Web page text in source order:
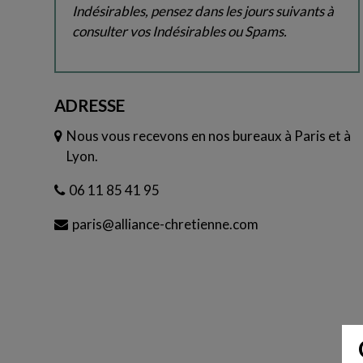
Indésirables, pensez dans les jours suivants à
consulter vos Indésirables ou Spams.
ADRESSE
Nous vous recevons en nos bureaux à Paris et à
Lyon.
06 11 85 41 95
paris@alliance-chretienne.com